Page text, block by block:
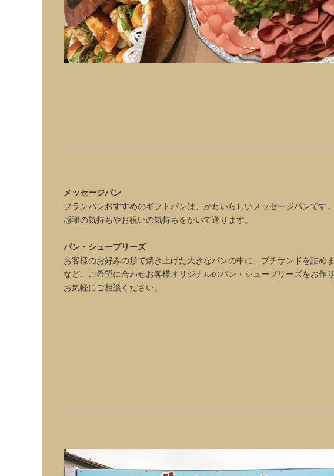
メッセージパン
ブランパンおすすめのギフトパンは、かわいらしいメッセージパンです。
感謝の気持ちやお祝いの気持ちをかいて送ります。
パン・シュープリーズ
お客様のお好みの形で焼き上げた大きなパンの中に、プチサンドを詰め
など、ご希望に合わせお客様オリジナルのパン・シュープリーズをお作り
お気軽にご相談ください。